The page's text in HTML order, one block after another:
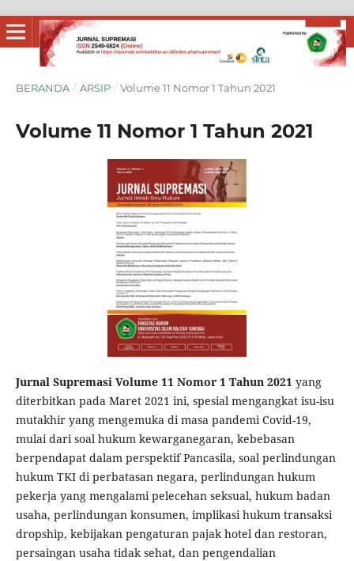
BERANDA / ARSIP / Volume 11 Nomor 1 Tahun 2021
Volume 11 Nomor 1 Tahun 2021
Jurnal Supremasi Volume 11 Nomor 1 Tahun 2021yang
diterbitkan pada Maret 2021 ini, spesial mengangkat isu-isu
mutakhir yang mengemuka di masa pandemi Covid-19,
mulai dari soal hukum kewarganegaran, kebebasan
berpendapat dalam perspektif Pancasila, soal perlindungan
hukum TKI di perbatasan negara, perlindungan hukum
pekerja yang mengalami pelecehan seksual, hukum badan
usaha, perlindungan konsumen, implikasi hukum transaksi
dropship, kebijakan pengaturan pajak hotel dan restoran,
persaingan usaha tidak sehat, dan pengendalian